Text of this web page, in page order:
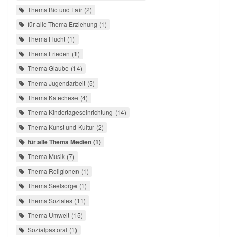
Thema Bio und Fair 2
für alle Thema Erziehung 1
Thema Flucht 1
Thema Frieden 1
Thema Glaube 14
Thema Jugendarbeit 5
Thema Katechese 4
Thema Kindertageseinrichtung 14
Thema Kunst und Kultur 2
für alle Thema Medien 1
Thema Musik 7
Thema Religionen 1
Thema Seelsorge 1
Thema Soziales 11
Thema Umwelt 15
Sozialpastoral 1